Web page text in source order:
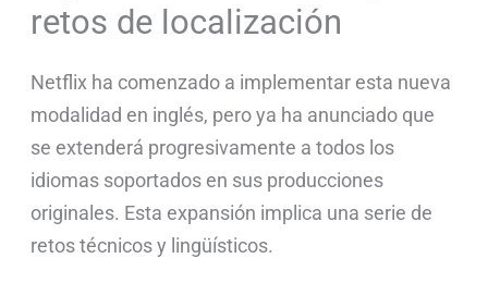
retos de localización
Netflix ha comenzado a implementar esta nueva
modalidad en inglés, pero ya ha anunciado que
se extenderá progresivamente a todos los
idiomas soportados en sus producciones
originales. Esta expansión implica una serie de
retos técnicos y lingüísticos.